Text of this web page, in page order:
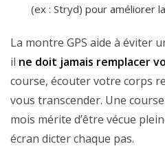
(ex : Stryd) pour améliorer
La montre GPS aide à éviter
il ne doit jamais remplacer
course, écouter votre corps
vous transcender. Une
mois mérite d’être vécue
écran dicter chaque pas.